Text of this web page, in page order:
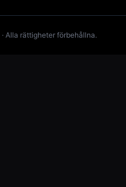
Alla rättigheter förbehållna.